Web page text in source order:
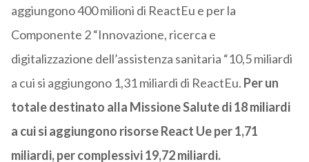
aggiungono 400 milioni di ReactEu e per la
Componente 2 “Innovazione, ricerca e
digitalizzazione dell’assistenza sanitaria “10,5 miliardi
a cui si aggiungono 1,31 miliardi di ReactEu. Per un
totale destinato alla Missione Salute di 18 miliardi
a cui si aggiungono risorse React Ue per 1,71
miliardi, per complessivi 19,72 miliardi.